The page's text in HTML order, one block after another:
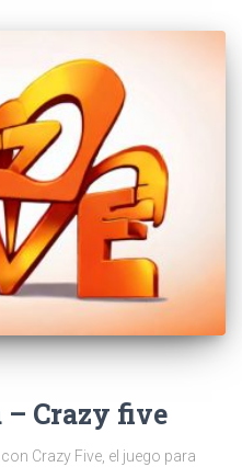
– Crazy five
Crazy Five, el juego para